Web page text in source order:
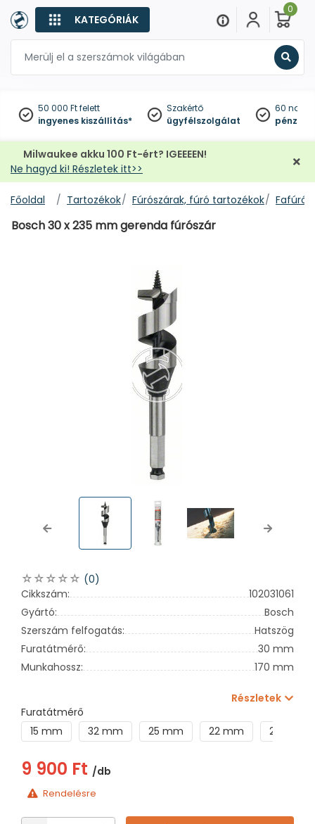
KATEGÓRIÁK
0
50 000 Ft felett
ingyenes kiszállítás*
Szakértő
ügyfélszolgálat
60
Milwaukee akku 100 Ft-ért? IGEEEEN!
Ne hagyd ki! Részletek itt>>
Főoldal Tartozékok Fúrószárak, fúró tartozékok Fafúrók
Bosch 30 x 235 mm gerenda fúrószár
Previous Next
(0)
Cikkszám:
102031061
Gyártó:
Bosch
Szerszám felfogatás:
Hatszög
Furatátmérő:
30 mm
Munkahossz:
170 mm
Részletek
Furatátmérő
15 mm
32 mm 25 mm 22 mm 20 mm
9 900 Ft /db
Rendelésre